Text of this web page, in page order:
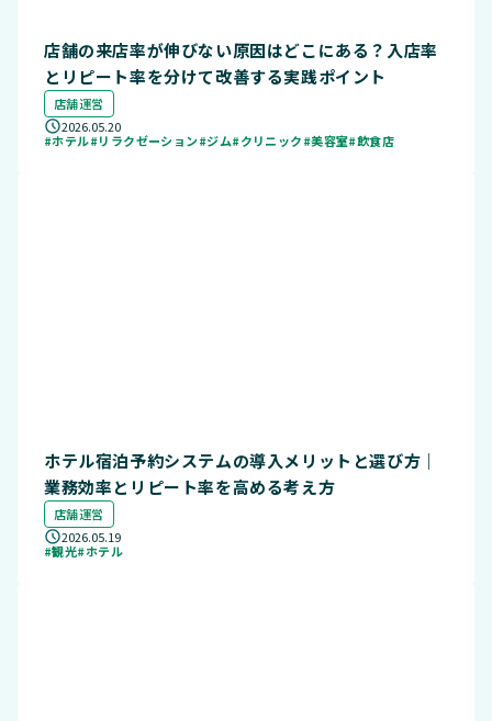
店舗の来店率が伸びない原因はどこにある？入店率
とリピート率を分けて改善する実践ポイント
店舗運営
2026.05.20
#ホテル#リラクゼーション#ジム#クリニック#美容室#飲食店
ホテル宿泊予約システムの導入メリットと選び方｜
業務効率とリピート率を高める考え方
店舗運営
2026.05.19
#観光#ホテル